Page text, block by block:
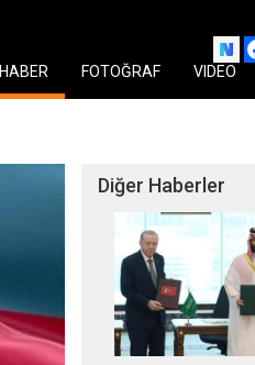
HABER FOTOĞRAF VIDEO
Diğer Haberler